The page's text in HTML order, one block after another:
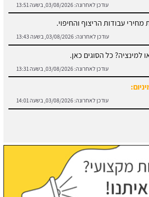
עודכן לאחרונה: 03/08/2026, בשעה 13:43
למינציה? כל הסוגים כאן.
עודכן לאחרונה:03/08/2026, בשעה 13:31
עודכן לאחרונה: 03/08/2026, בשעה 14:01
והורדת הסכם מול קבלן שלד.
עודכן לאחרונה: 03/08/2026, בשעה 13:57